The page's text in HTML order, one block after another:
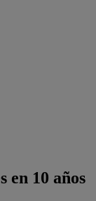
en 10 años